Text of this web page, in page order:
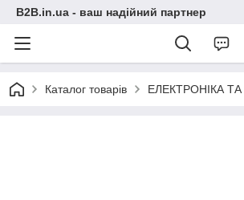
B2B.in.ua - ваш надійний партнер
Каталог товарів ЕЛЕКТРОНІКА ТА